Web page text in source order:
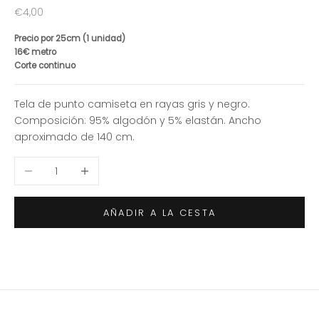
Precio de oferta
€4,00
Precio por 25cm (1 unidad)
16€ metro
Corte continuo
Tela de punto camiseta en rayas gris y negro.
Composición: 95% algodón y 5% elastán. Ancho
aproximado de 140 cm.
Reducir cantidadAumentar cantidad
AÑADIR A LA CESTA